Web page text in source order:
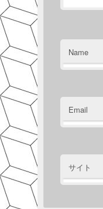
Name
Email
サイト